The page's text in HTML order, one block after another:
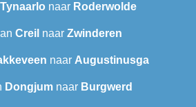
Tynaarlo naar Roderwolde
Creil naar Zwinderen
naar Augustinusga
Dongjumnaar Burgwerd